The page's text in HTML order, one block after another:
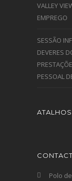
VALLEY
EMPREGO
SESSÃO
DEVERES
PESSOAL
Polo